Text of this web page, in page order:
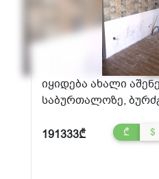
იყიდება ახალი
საბურთალოზე,
191333₾ ₾ $